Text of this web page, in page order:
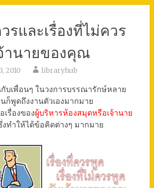
รและเรื่องที่ไม่ควร
านายของคุณ
2010 libraryhub
บเพื่อนๆ ในวงการบรรณารักษ์หลาย
ก็พูดถึงงานตัวเองมากมาย
รื่องของผู้บริหารห้องสมุดหรือเจ้านาย
ทำให้ได้ข้อคิดต่างๆ มากมาย